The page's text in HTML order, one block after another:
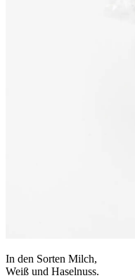
In den Sorten Milch,
Weiß und Haselnuss.